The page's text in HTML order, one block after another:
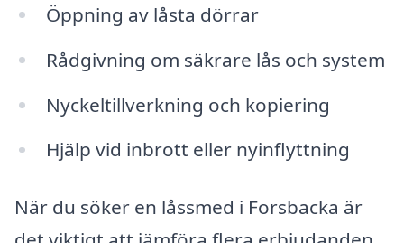
Öppning av låsta dörrar
Rådgivning om säkrare lås och system
Nyckeltillverkning och kopiering
Hjälp vid inbrott eller nyinflyttning
När du söker en låssmed i Forsbacka är